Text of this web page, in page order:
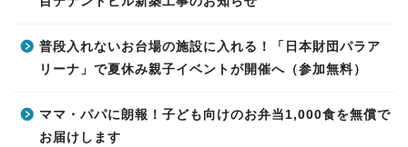
普段入れないお台場の施設に入れる！「日本財団パラア
リーナ」で夏休み親子イベントが開催へ（参加無料）
ママ・パパに朗報！子ども向けのお弁当1,000食を無償で
お届けします